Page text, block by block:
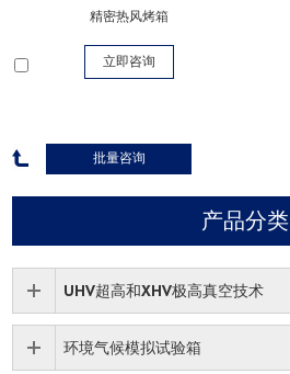
精密热风烤箱
立即咨询
产品分类
UHV超高和XHV极高真空技术
环境气候模拟试验箱